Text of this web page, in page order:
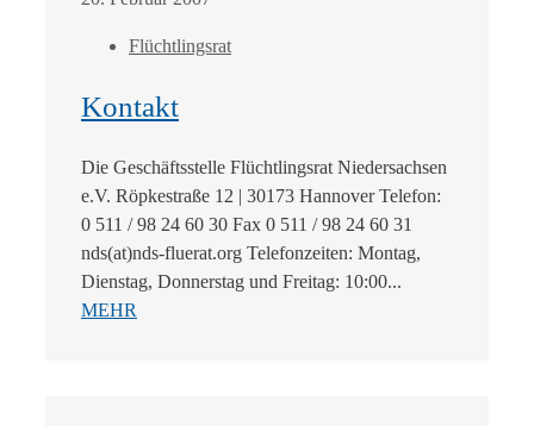
Flüchtlingsrat
Kontakt
Die Geschäftsstelle Flüchtlingsrat Niedersachsen
e.V. Röpkestraße 12 | 30173 Hannover Telefon:
0 511 / 98 24 60 30 Fax 0 511 / 98 24 60 31
nds(at)nds-fluerat.org Telefonzeiten: Montag,
Dienstag, Donnerstag und Freitag: 10:00...
MEHR